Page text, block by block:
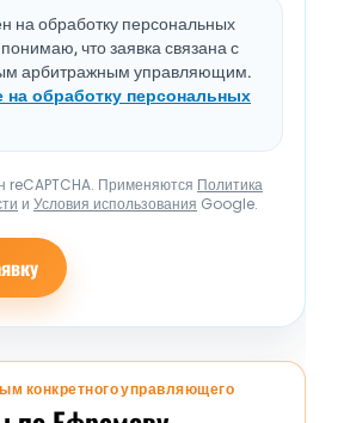
на обработку персональных
что заявка связана с
арбитражным управляющим.
на обработку персональных
reCAPTCHA. Применяются Политика
и Условия использования Google.
конкретного управляющего